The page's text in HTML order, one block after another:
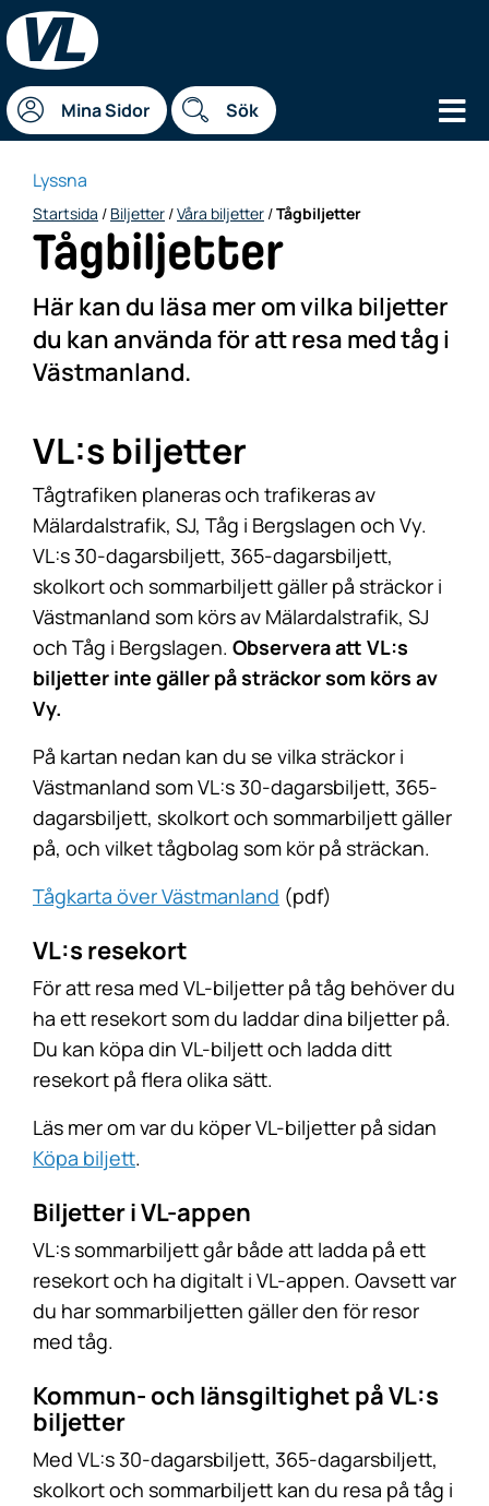
Mina Sidor Sök
Lyssna
Startsida / Biljetter /Våra biljetter /Tågbiljetter
Tågbiljetter
Här kan du läsa mer om vilka biljetter
du kan använda för att resa med tåg i
Västmanland.
VL:s biljetter
Tågtrafiken planeras och trafikeras av
Mälardalstrafik, SJ, Tåg i Bergslagen och Vy.
VL:s 30-dagarsbiljett, 365-dagarsbiljett,
skolkort och sommarbiljett gäller på sträckor i
Västmanland som körs av Mälardalstrafik, SJ
och Tåg i Bergslagen. Observera att VL:s
biljetter inte gäller på sträckor som körs av
Vy.
På kartan nedan kan du se vilka sträckor i
Västmanland som VL:s 30-dagarsbiljett, 365-
dagarsbiljett, skolkort och sommarbiljett gäller
på, och vilket tågbolag som kör på sträckan.
Tågkarta över Västmanland (pdf)
VL:s resekort
För att resa med VL-biljetter på tåg behöver du
ha ett resekort som du laddar dina biljetter på.
Du kan köpa din VL-biljett och ladda ditt
resekort på flera olika sätt.
Läs mer om var du köper VL-biljetter på sidan
Köpa biljett.
Biljetter i VL-appen
VL:s sommarbiljett går både att ladda på ett
resekort och ha digitalt i VL-appen. Oavsett var
du har sommarbiljetten gäller den för resor
med tåg.
Kommun- och länsgiltighet på VL:s
biljetter
Med VL:s 30-dagarsbiljett, 365-dagarsbiljett,
skolkort och sommarbiljett kan du resa på tåg i